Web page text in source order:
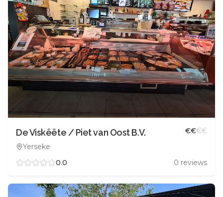
De Viskêête / Piet van Oost B.V.
Yerseke
€€€€
0.0 0 reviews